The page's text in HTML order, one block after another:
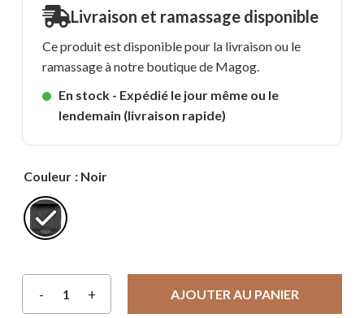
Livraison et ramassage disponible
Ce produit est disponible pour la livraison ou le
ramassage à notre boutique de Magog.
En stock - Expédié le jour même ou le
lendemain (livraison rapide)
Couleur : Noir
AJOUTER AU PANIER